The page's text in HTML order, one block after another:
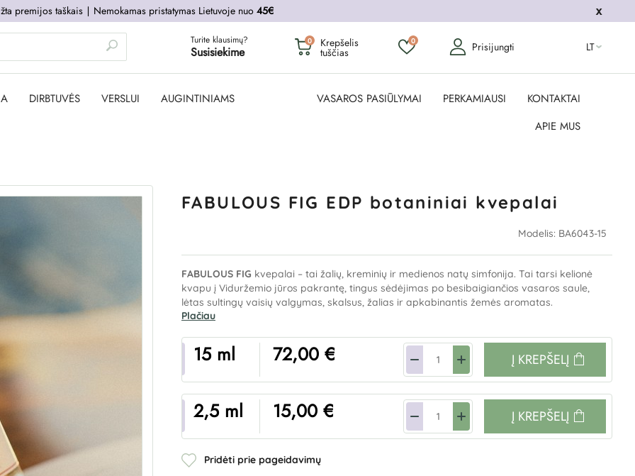
premijos taškais ∣ Nemokamas pristatymas Lietuvoje nuo45€
Turite klausimų?
Susisiekime
0 Krepšelis
tuščias
0 Prisijungti LT
DIRBTUVĖS VERSLUI AUGINTINIAMS VASAROS PASIŪLYMAI PERKAMIAUSI
KONTAKTAI
APIE MUS
FABULOUS FIG EDP botaniniai kvepalai
Modelis: BA6043-15
FABULOUS FIG kvepalai – tai žalių, kreminių ir medienos natų simfonija. Tai tarsi kelionė
kvapu į Viduržemio jūros pakrantę, tingus sėdėjimas po besibaigiančios vasaros saule,
lėtas sultingų vaisių valgymas, skalsus, žalias ir apkabinantis žemės aromatas.
Plačiau
15 ml 72,00 € Į KREPŠELĮ
2,5 ml 15,00 € Į KREPŠELĮ
Pridėti prie pageidavimų